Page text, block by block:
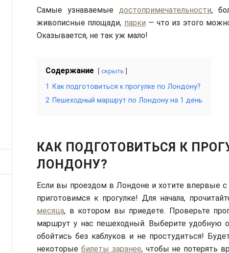
Самые узнаваемые достопримечательности,
живописные площади, парки — что из этого
Оказывается, не так уж мало!
Содержание скрыть
1
Как подготовиться к прогулке по Лондону?
2 Пешеходный маршрут по Лондону на 1 день
КАК ПОДГОТОВИТЬСЯ К
ЛОНДОНУ?
Если вы проездом в Лондоне и хотите впервые с
приготовимся к прогулке! Для начала,
месяца, в котором вы приедете. Проверьте
маршрут у нас пешеходный. Выберите удобную
обойтись без каблуков и не простудиться!
некоторые билеты заранее, чтобы не потерять